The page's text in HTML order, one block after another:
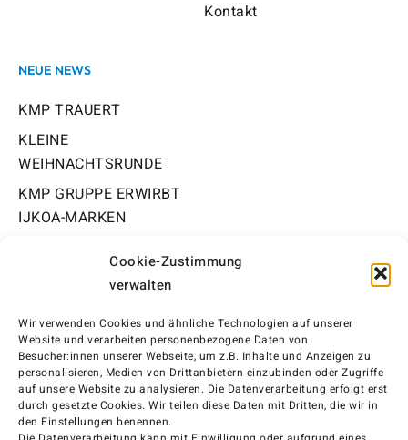
Cookie-Zustimmung
verwalten
Wir verwenden Cookies und ähnliche Technologien auf unserer
Website und verarbeiten personenbezogene Daten von
Besucher:innen unserer Webseite, um z.B. Inhalte und Anzeigen zu
personalisieren, Medien von Drittanbietern einzubinden oder Zugriffe
auf unsere Website zu analysieren. Die Datenverarbeitung erfolgt erst
durch gesetzte Cookies. Wir teilen diese Daten mit Dritten, die wir in
den Einstellungen benennen.
Kontakt
NEUE NEWS
KMP TRAUERT
KLEINE
WEIHNACHTSRUNDE
KMP GRUPPE ERWIRBT
IJKOA-MARKEN
WEIHNACHTEN!
OFFICE
Pfarrer-Findl-Straße 40
84307 Eggenfelden